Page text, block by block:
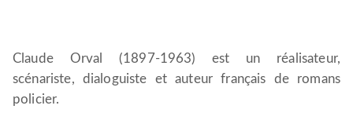
Claude Orval (1897-1963) est un réalisateur,
scénariste, dialoguiste et auteur français de romans
policier.